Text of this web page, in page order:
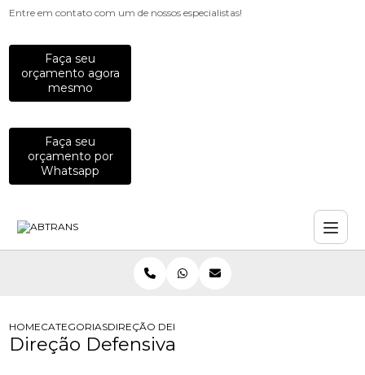
Entre em contato com um de nossos especialistas!
Faça seu
orçamento agora
mesmo
Faça seu
orçamento por
Whatsapp
HOMECATEGORIASDIREÇÃO DEFENSIVA
Direção Defensiva